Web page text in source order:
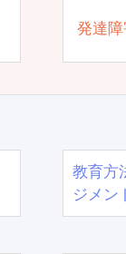
発達
教育方
ジメン